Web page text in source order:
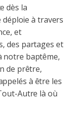
dès la
déploie à travers
et
des partages et
notre baptême,
de prêtre,
à être les
Autre là où